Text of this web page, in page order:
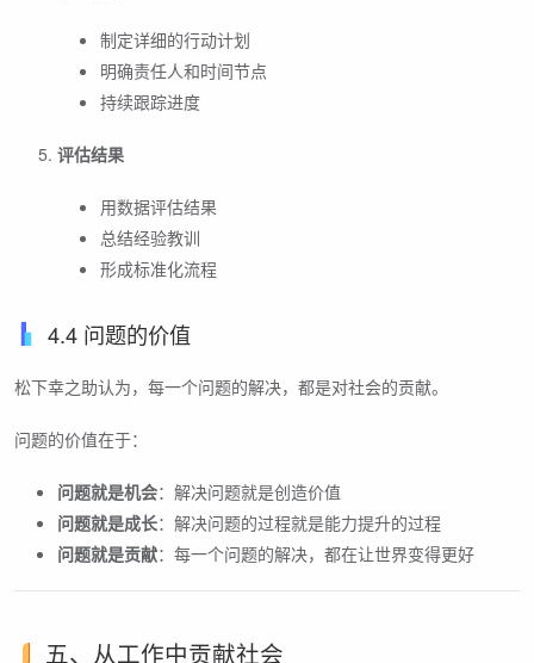
制定详细的行动计划
明确责任人和时间节点
持续跟踪进度
评估结果
用数据评估结果
总结经验教训
形成标准化流程
4.4 问题的价值
松下幸之助认为，每一个问题的解决，都是对社会的贡献。
问题的价值在于：
问题就是机会：解决问题就是创造价值
问题就是成长：解决问题的过程就是能力提升的过程
问题就是贡献：每一个问题的解决，都在让世界变得更好
五、从工作中贡献社会